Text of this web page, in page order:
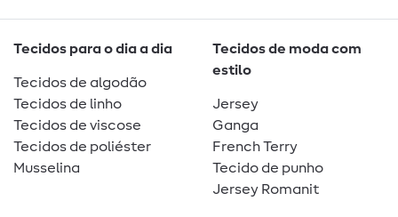
Tecidos para o dia a dia
Tecidos de algodão
Tecidos de linho
Tecidos de viscose
Tecidos de poliéster
Musselina
Tecidos de moda com
estilo
Jersey
Ganga
French Terry
Tecido de punho
Jersey Romanit